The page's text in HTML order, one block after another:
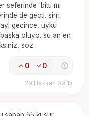
seferinde 'bitti mi
de gecti. sirri
gecince, uyku
oluyo. su an en
soz.
0 0
29 Haziran 09:15